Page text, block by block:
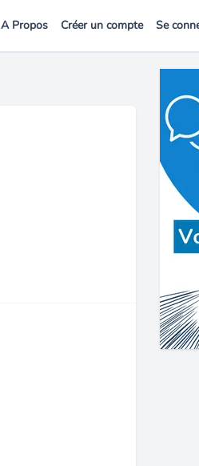
A Propos Créer un compte Se